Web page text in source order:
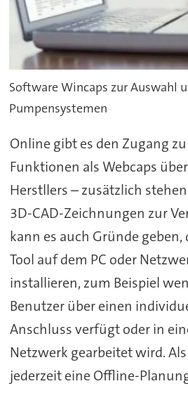
Software Wincaps zur Auswahl
Pumpensystemen
Online gibt es den Zugang
Funktionen als Webcaps
Herstllers – zusätzlich
3D-CAD-Zeichnungen zur
kann es auch Gründe
Tool auf dem PC oder
installieren, zum Beispiel
Benutzer über einen
Anschluss verfügt oder in
Netzwerk gearbeitet wird. Als
jederzeit eine Offline-